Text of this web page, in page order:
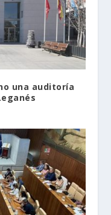
una auditoría